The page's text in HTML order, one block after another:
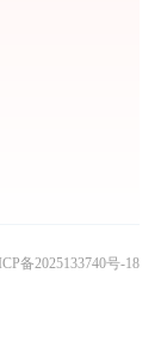
备2025133740号-18